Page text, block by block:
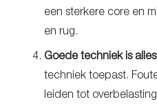
een sterkere core en
en rug.
Goede techniek is
techniek toepast.
leiden tot